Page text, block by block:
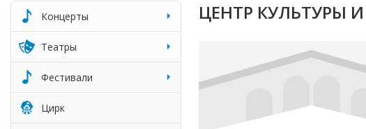
Концерты
Театры
Фестивали
Цирк
ЦЕНТР КУЛЬТУРЫ